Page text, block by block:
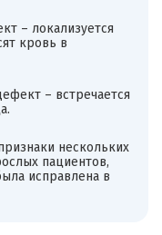
– локализуется
кровь в
– встречается
нескольких
пациентов,
исправлена в